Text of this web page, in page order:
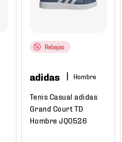
Rebajas
adidas Hombre
Tenis Casual adidas
Grand Court TD
Hombre JQ0526